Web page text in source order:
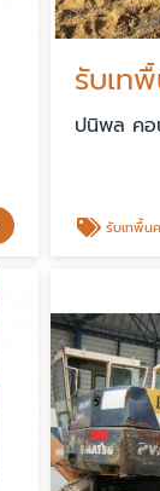
ปนิพล คอ
รับเทพื้นคอ